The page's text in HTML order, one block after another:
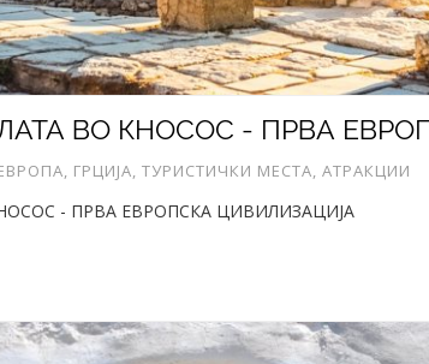
ГРЦИЈА, ТУРИСТИЧКИ МЕСТА, АТРАКЦИИ
- ПРВА ЕВРОПСКА ЦИВИЛИЗАЦИЈА